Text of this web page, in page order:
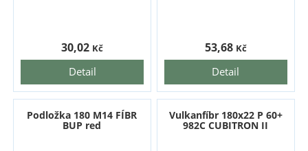
Detail
30,02 Kč
Detail
53,68 Kč
Podložka 180 M14 FÍBR
BUP red
Vulkanfíbr 180x22 P 60+
982C CUBITRON II